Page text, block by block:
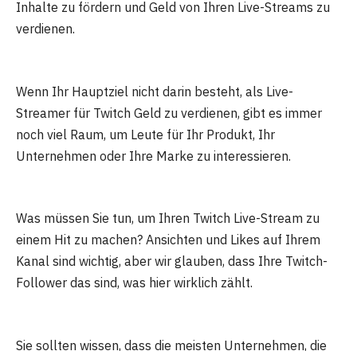
Inhalte zu fördern und Geld von Ihren Live-Streams zu
verdienen.
Wenn Ihr Hauptziel nicht darin besteht, als Live-
Streamer für Twitch Geld zu verdienen, gibt es immer
noch viel Raum, um Leute für Ihr Produkt, Ihr
Unternehmen oder Ihre Marke zu interessieren.
Was müssen Sie tun, um Ihren Twitch Live-Stream zu
einem Hit zu machen? Ansichten und Likes auf Ihrem
Kanal sind wichtig, aber wir glauben, dass Ihre Twitch-
Follower das sind, was hier wirklich zählt.
Sie sollten wissen, dass die meisten Unternehmen, die